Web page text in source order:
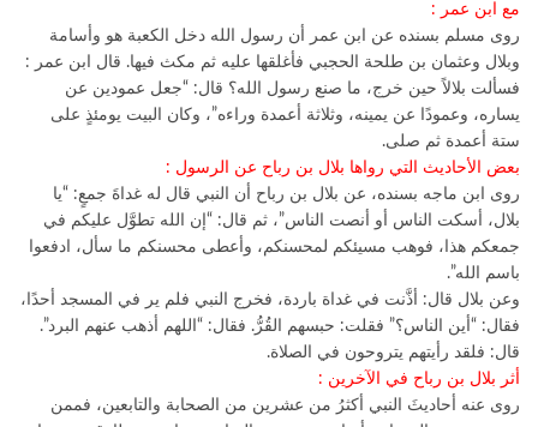
مع ابن عمر :
روى مسلم بسنده عن ابن عمر أن رسول الله دخل الكعبة هو وأسامة
وبلال وعثمان بن طلحة الحجبي فأغلقها عليه ثم مكث فيها. قال ابن عمر :
فسألت بلالاً حين خرج، ما صنع رسول الله؟ قال: “جعل عمودين عن
يساره، وعمودًا عن يمينه، وثلاثة أعمدة وراءه”، وكان البيت يومئذٍ على
ستة أعمدة ثم صلى.
بعض الأحاديث التي رواها بلال بن رباح عن الرسول :
روى ابن ماجه بسنده، عن بلال بن رباح أن النبي قال له غداةَ جمعٍ: “يا
بلال، أسكت الناس أو أنصت الناس”، ثم قال: “إن الله تطوَّل عليكم في
جمعكم هذا، فوهب مسيئكم لمحسنكم، وأعطى محسنكم ما سأل، ادفعوا
باسم الله”.
وعن بلال قال: أذَّنت في غداة باردة، فخرج النبي فلم ير في المسجد أحدًا،
فقال: “أين الناس؟” فقلت: حبسهم القُرُّ. فقال: “اللهم أذهب عنهم البرد”.
قال: فلقد رأيتهم يتروحون في الصلاة.
أثر بلال بن رباح في الآخرين :
روى عنه أحاديثَ النبي أكثرُ من عشرين من الصحابة والتابعين، فممن